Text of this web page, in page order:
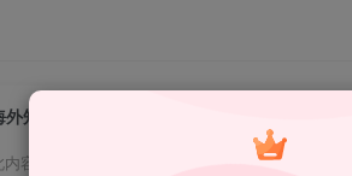
外知名游戏打金无脑搬砖单机收益200-300+
内容为付费资源，请付费后查看